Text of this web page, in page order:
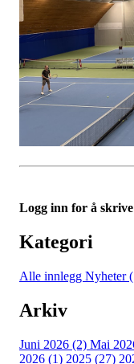
Logg inn for å
Kategori
Alle innlegg Nyheter
Arkiv
Juni 2026 (2) Mai
2026 (1) 2025 (27)